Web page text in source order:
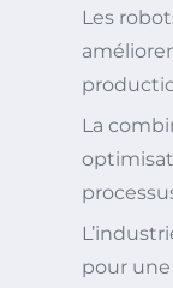
Les
La
pour